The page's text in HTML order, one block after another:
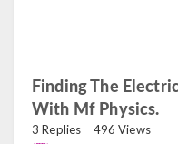
Finding The
With Mf Physics.
3 Replies 496 Views